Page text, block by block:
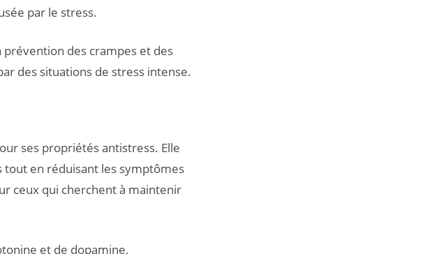
par le stress.
des crampes et des
des situations de stress intense.
ses propriétés antistress. Elle
tout en réduisant les symptômes
ceux qui cherchent à maintenir
et de dopamine,